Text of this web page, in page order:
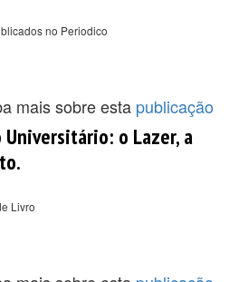
no Periodico
mais sobre esta publicação
o Lazer, a
Livro